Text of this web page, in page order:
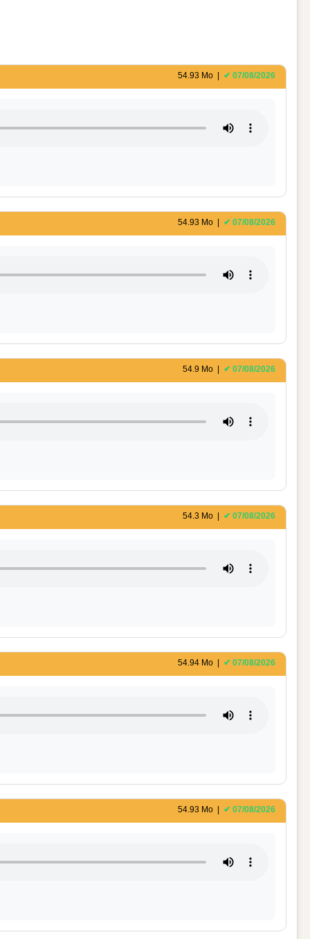
54.93 Mo | ✔ 07/08/2026
54.93 Mo | ✔ 07/08/2026
54.9 Mo | ✔ 07/08/2026
54.3 Mo | ✔ 07/08/2026
54.94 Mo | ✔ 07/08/2026
54.93 Mo | ✔ 07/08/2026